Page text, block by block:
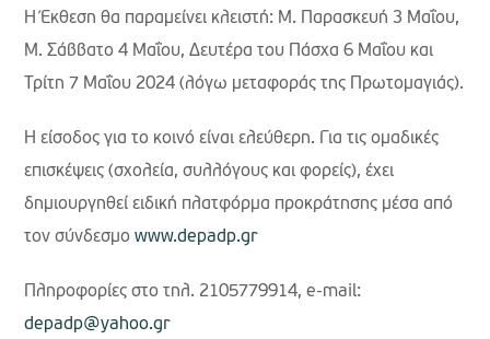
Η Έκθεση θα παραμείνει κλειστή: Μ. Παρασκευή 3 Μαΐου,
Μ. Σάββατο 4 Μαΐου, Δευτέρα του Πάσχα 6 Μαΐου και
Τρίτη 7 Μαΐου 2024 (λόγω μεταφοράς της Πρωτομαγιάς).
H είσοδος για το κοινό είναι ελεύθερη. Για τις ομαδικές
επισκέψεις (σχολεία, συλλόγους και φορείς), έχει
δημιουργηθεί ειδική πλατφόρμα προκράτησης μέσα από
τον σύνδεσμοwww.depadp.gr
Πληροφορίες στο τηλ. 2105779914, e-mail:
depadp@yahoo.gr